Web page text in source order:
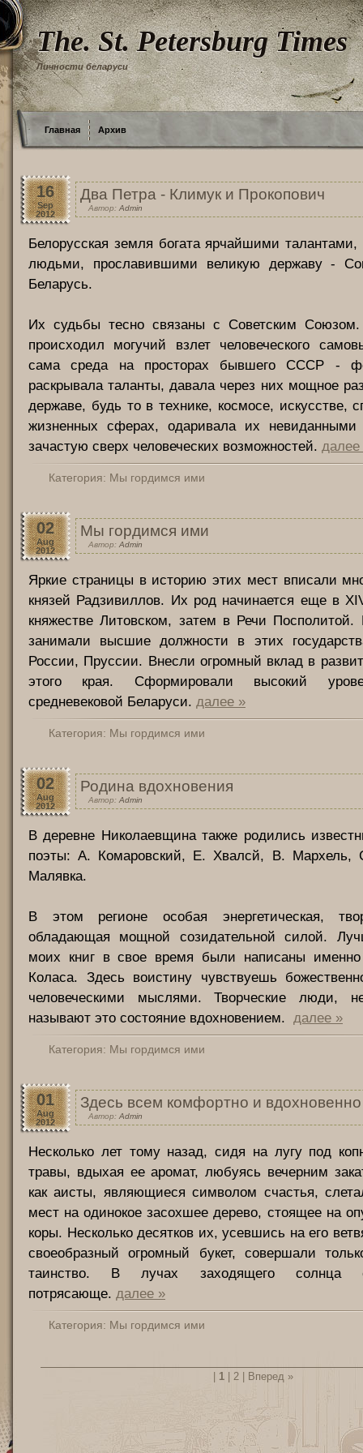
The. St. Petersburg Times
Личности беларуси
Главная Архив
16
Sep
2012
Два Петра - Климук и Прокопович
Автор: Admin
Белорусская земля богата ярчайшими
людьми, прославившими великую державу -
Беларусь.
Их судьбы тесно связаны с Советским Союзом.
происходил могучий взлет человеческого
сама среда на просторах бывшего СССР -
раскрывала таланты, давала через них мощное
державе, будь то в технике, космосе, искусстве,
жизненных сферах, одаривала их невиданными
зачастую сверх человеческих возможностей. далее
Категория: Мы гордимся ими
02
Aug
2012
Мы гордимся ими
Автор: Admin
Яркие страницы в историю этих мест вписали
князей Радзивиллов. Их род начинается еще в
княжестве Литовском, затем в Речи
занимали высшие должности в этих
России, Пруссии. Внесли огромный вклад в
этого края. Сформировали высокий
средневековой Беларуси. далее »
Категория: Мы гордимся ими
02
Aug
2012
Родина вдохновения
Автор: Admin
В деревне Николаевщина также родились
поэты: А. Комаровский, Е. Хвалсй, В.
Малявка.
В этом регионе особая энергетическая,
обладающая мощной созидательной силой.
моих книг в свое время были написаны
Коласа. Здесь воистину чувствуешь
человеческими мыслями. Творческие люди,
называют это состояние вдохновением. далее »
Категория: Мы гордимся ими
01
Aug
2012
Здесь всем комфортно и вдохновенно
Автор: Admin
Несколько лет тому назад, сидя на лугу под
травы, вдыхая ее аромат, любуясь вечерним
как аисты, являющиеся символом счастья,
мест на одинокое засохшее дерево, стоящее на
коры. Несколько десятков их, усевшись на его
своеобразный огромный букет, совершали
таинство. В лучах заходящего солнца
потрясающе. далее »
Категория: Мы гордимся ими
1 2 Вперед »